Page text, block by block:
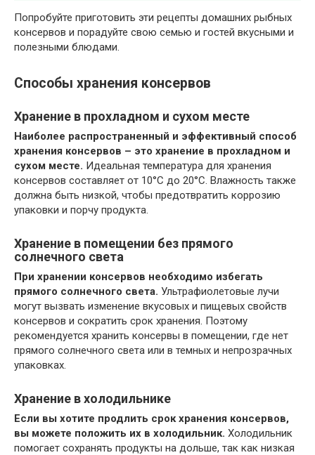
Попробуйте приготовить эти рецепты домашних рыбных
консервов и порадуйте свою семью и гостей вкусными и
полезными блюдами.
Способы хранения консервов
Хранение в прохладном и сухом месте
Наиболее распространенный и эффективный способ
хранения консервов – это хранение в прохладном и
сухом месте. Идеальная температура для хранения
консервов составляет от 10°C до 20°C. Влажность также
должна быть низкой, чтобы предотвратить коррозию
упаковки и порчу продукта.
Хранение в помещении без прямого
солнечного света
При хранении консервов необходимо избегать
прямого солнечного света. Ультрафиолетовые лучи
могут вызвать изменение вкусовых и пищевых свойств
консервов и сократить срок хранения. Поэтому
рекомендуется хранить консервы в помещении, где нет
прямого солнечного света или в темных и непрозрачных
упаковках.
Хранение в холодильнике
Если вы хотите продлить срок хранения консервов,
вы можете положить их в холодильник. Холодильник
помогает сохранять продукты на дольше, так как низкая